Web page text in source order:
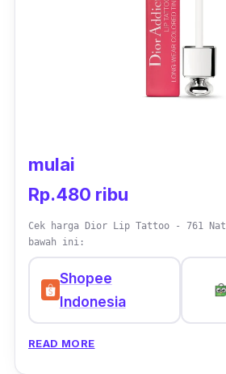
mulai
Rp.480 ribu
Cek harga Dior Lip Tattoo - 761
bawah ini:
Shopee
Indonesia
READ MORE